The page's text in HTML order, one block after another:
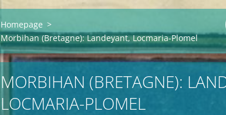
Homepage >
Morbihan (Bretagne): Landeyant, Locmaria-Plomel
MORBIHAN (BRETAGNE):
LOCMARIA-PLOMEL